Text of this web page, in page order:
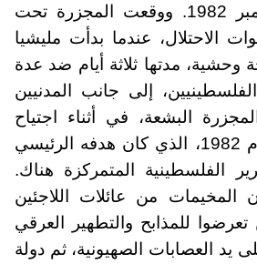
16 و18 أيلول/سبتمبر 1982. ووقعت المجزرة تحت
الاحتلال، عندما بدأت مليشيا
وحشية، مدتها ثلاثة أيام ضد عدة
إلى جانب المدنيين
البشعة، في أثناء اجتياح
كيان يهود للبنان عام 1982، الذي كان هدفه الرئيسي
الفلسطينية المتمركزة هناك.
المخيمات من عائلات اللاجئين
تعرضوا للمذابح والتطهير العرقي
يد العصابات الصهيونية، ثم دولة